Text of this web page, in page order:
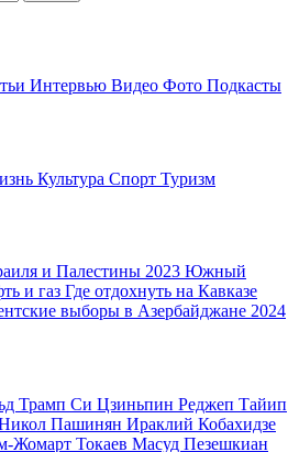
Интервью Видео Фото Подкасты
Культура Спорт Туризм
и Палестины 2023 Южный
и газ Где отдохнуть на Кавказе
выборы в Азербайджане 2024
Трамп Си Цзиньпин Реджеп Тайип
Пашинян Ираклий Кобахидзе
Жомарт Токаев Масуд Пезешкиан